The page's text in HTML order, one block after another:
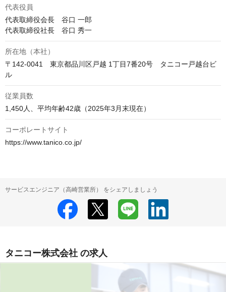
代表役員
代表取締役会長　谷口 一郎
代表取締役社長　谷口 秀一
所在地（本社）
〒142-0041　東京都品川区戸越 1丁目7番20号　タニコー戸越台ビ
ル
従業員数
1,450人、平均年齢42歳（2025年3月末現在）
コーポレートサイト
https://www.tanico.co.jp/
サービスエンジニア（高崎営業所） をシェアしましょう
タニコー株式会社 の求人